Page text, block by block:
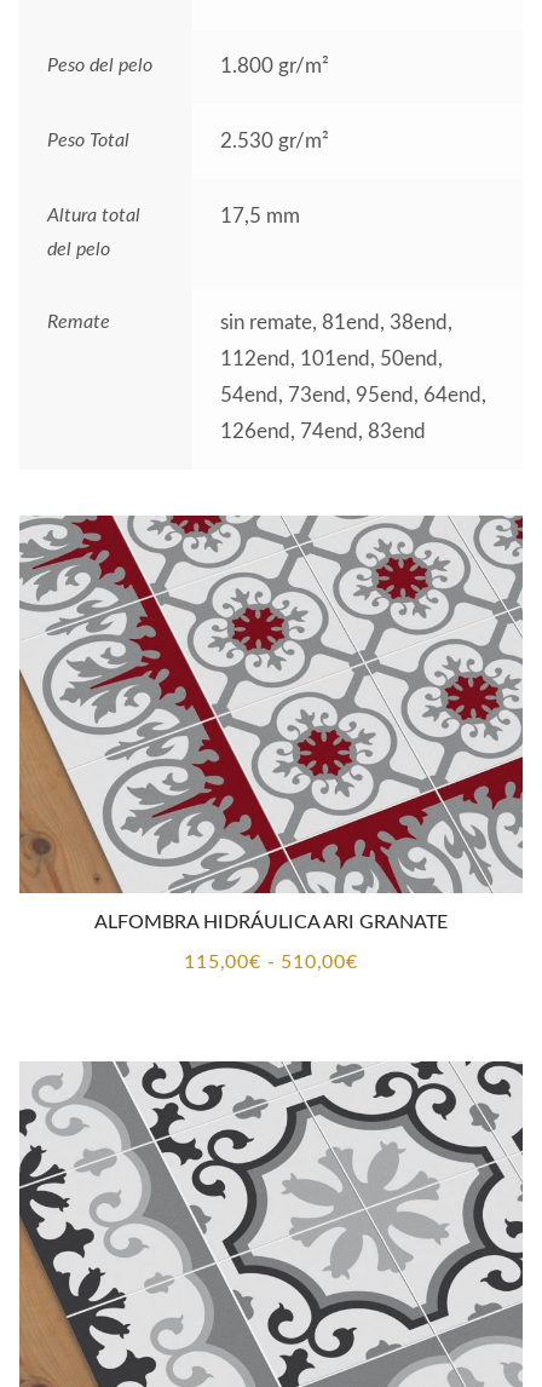
Peso del pelo 1.800 gr/m²
Peso Total 2.530 gr/m²
Altura total
del pelo
17,5 mm
Remate
sin remate, 81end, 38end,
112end, 101end, 50end,
54end, 73end, 95end, 64end,
126end, 74end, 83end
ALFOMBRA HIDRÁULICA ARI GRANATE
115,00€ - 510,00€Rango
desde
115,00€
hasta
510,00€